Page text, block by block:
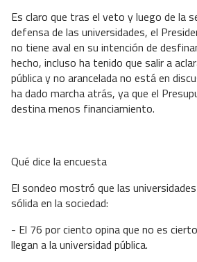
Es claro que tras el veto y luego de la
defensa de las universidades, el
no tiene aval en su intención de
hecho, incluso ha tenido que salir a
pública y no arancelada no está en
ha dado marcha atrás, ya que el
destina menos financiamiento.
Qué dice la encuesta
El sondeo mostró que las
sólida en la sociedad:
- El 76 por ciento opina que no es
llegan a la universidad pública.